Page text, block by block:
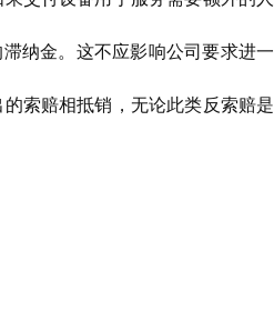
纳金。这不应影响公司要求进
索赔相抵销，无论此类反索赔